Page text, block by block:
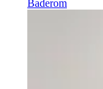
Baderom